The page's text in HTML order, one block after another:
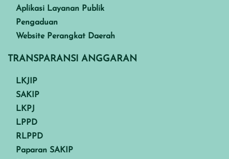
Aplikasi Layanan Publik
Pengaduan
Website Perangkat Daerah
TRANSPARANSI ANGGARAN
LKJIP
SAKIP
LKPJ
LPPD
RLPPD
Paparan SAKIP